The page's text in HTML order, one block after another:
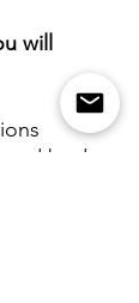
will
body